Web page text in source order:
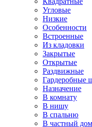
Угловые
Низкие
Особенности
Встроенные
Из кладовки
Закрытые
Открытые
Раздвижные
Гардеробные
Назначение
В комнату
В нишу
В спальню
В частный дом